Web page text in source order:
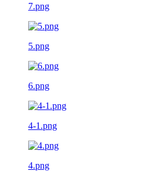
7.png
5.png
6.png
4-1.png
4.png